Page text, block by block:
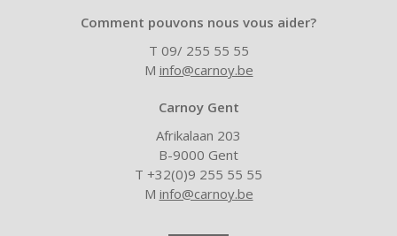
Comment pouvons nous vous aider?
T 09/ 255 55 55
M info@carnoy.be
Carnoy Gent
Afrikalaan 203
B-9000 Gent
T +32(0)9 255 55 55
M info@carnoy.be